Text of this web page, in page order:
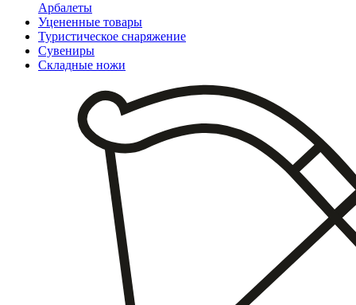
Арбалеты
Уцененные товары
Туристическое снаряжение
Сувениры
Складные ножи